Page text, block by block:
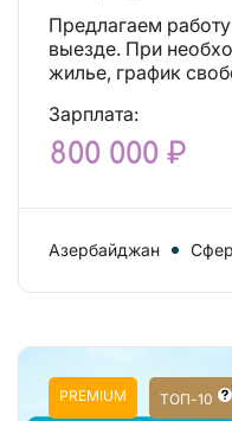
Предлагаем
выезде. При необходимости предоставляем
жилье, график
Зарплата:
800 000 ₽
Азербайджан
PREMIUM ТОП-10